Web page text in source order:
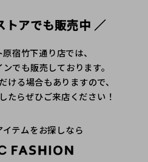
トアでも販売中 ／
宿竹下通り店では、
でも販売しております。
ける場合もありますので、
たらぜひご来店ください！
イテムをお探しなら